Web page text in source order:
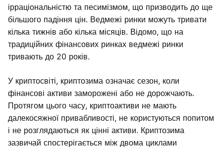
ірраціональністю та песимізмом, що призводить до ще
більшого падіння цін. Ведмежі ринки можуть тривати
кілька тижнів або кілька місяців. Відомо, що на
традиційних фінансових ринках ведмежі ринки
тривають до 20 років.
У криптосвіті, криптозима означає сезон, коли
фінансові активи заморожені або не дорожчають.
Протягом цього часу, криптоактиви не мають
далекосяжної привабливості, не користуються попитом
і не розглядаються як цінні активи. Криптозима
зазвичай спостерігається між двома циклами